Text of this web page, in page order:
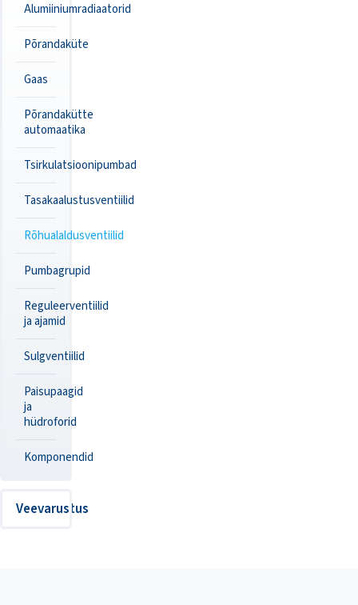
Alumiiniumradiaatorid
Põrandaküte
Gaas
Põrandakütte
automaatika
Tsirkulatsioonipumbad
Tasakaalustusventiilid
Rõhualaldusventiilid
Pumbagrupid
Reguleerventiilid
ja ajamid
Sulgventiilid
Paisupaagid
ja
hüdroforid
Komponendid
Veevarustus